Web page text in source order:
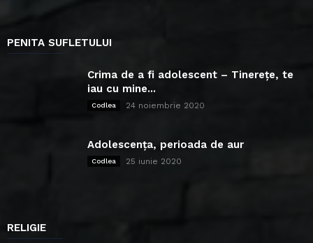
PENITA SUFLETULUI
Crima de a fi adolescent – Tinerețe, te
iau cu mine...
Codlea 24 noiembrie 2020
Adolescența, perioada de aur
Codlea 25 iunie 2020
RELIGIE